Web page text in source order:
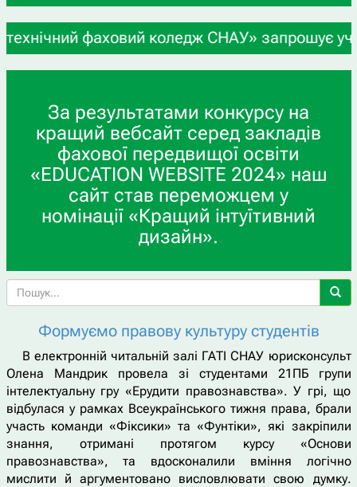
фаховий коледж СНАУ» запрошує учнів 9-
За результатами конкурсу на
кращий вебсайт серед закладів
фахової передвищої освіти
«EDUCATION WEBSITE 2024» наш
сайт став переможцем у
номінації «Кращий інтуїтивний
дизайн».
Формуємо правову культуру студентів
В електронній читальній залі ГАТІ СНАУ юрисконсульт
Олена Мандрик провела зі студентами 21ПБ групи
інтелектуальну гру «Ерудити правознавства». У грі, що
відбулася у рамках Всеукраїнського тижня права, брали
участь команди «Фіксики» та «Фунтіки», які закріпили
знання, отримані протягом курсу «Основи
правознавства», та вдосконалили вміння логічно
мислити й аргументовано висловлювати свою думку.